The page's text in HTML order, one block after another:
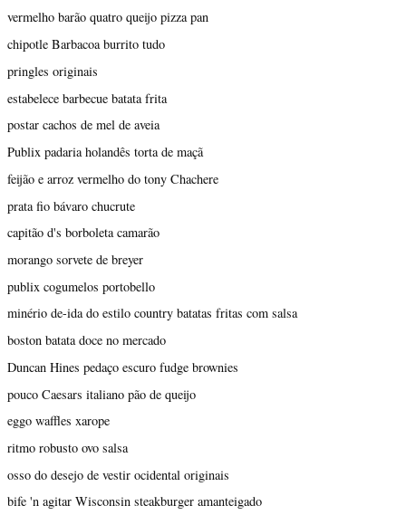
vermelho barão quatro queijo pizza pan
chipotle Barbacoa burrito tudo
pringles originais
estabelece barbecue batata frita
postar cachos de mel de aveia
Publix padaria holandês torta de maçã
feijão e arroz vermelho do tony Chachere
prata fio bávaro chucrute
capitão d's borboleta camarão
morango sorvete de breyer
publix cogumelos portobello
minério de-ida do estilo country batatas fritas com salsa
boston batata doce no mercado
Duncan Hines pedaço escuro fudge brownies
pouco Caesars italiano pão de queijo
eggo waffles xarope
ritmo robusto ovo salsa
osso do desejo de vestir ocidental originais
bife 'n agitar Wisconsin steakburger amanteigado